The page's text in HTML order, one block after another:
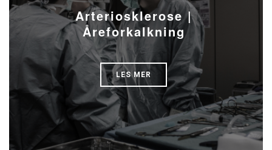
Arteriosklerose |
Åreforkalkning
LES MER